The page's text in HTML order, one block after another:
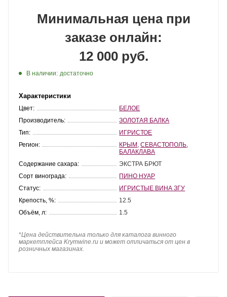
Минимальная цена при
заказе онлайн:
12 000 руб.
В наличии: достаточно
Характеристики
Цвет:
БЕЛОЕ
Производитель:
ЗОЛОТАЯ БАЛКА
Тип:
ИГРИСТОЕ
Регион:
КРЫМ ,СЕВАСТОПОЛЬ
БАЛАКЛАВА
Содержание сахара:
ЭКСТРА БРЮТ
Сорт винограда:
ПИНО НУАР
Статус:
ИГРИСТЫЕ ВИНА ЗГУ
Крепость, %:
12.5
Объём, л:
1.5
*Цена действительна только для каталога винного
маркетплейса Krymwine.ru и может отличаться от цен в
розничных магазинах.